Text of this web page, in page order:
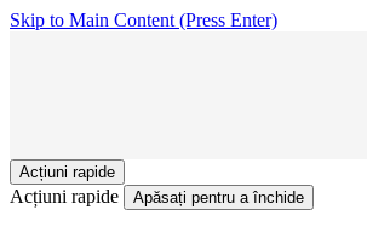
Skip to Main Content (Press Enter)
Acțiuni rapide
Acțiuni rapide Apăsați pentru a închide